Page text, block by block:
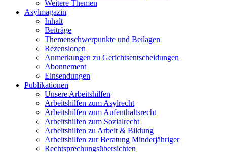
Weitere Themen
Asylmagazin
Inhalt
Beiträge
Themenschwerpunkte und Beilagen
Rezensionen
Anmerkungen zu Gerichtsentscheidungen
Abonnement
Einsendungen
Publikationen
Unsere Arbeitshilfen
Arbeitshilfen zum Asylrecht
Arbeitshilfen zum Aufenthaltsrecht
Arbeitshilfen zum Sozialrecht
Arbeitshilfen zu Arbeit & Bildung
Arbeitshilfen zur Beratung Minderjähriger
Rechtsprechungsübersichten